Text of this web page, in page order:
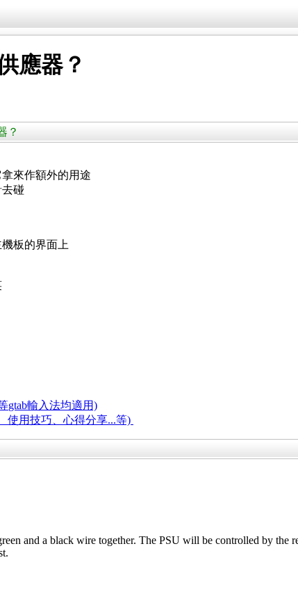
應器？
？
來作額外的用途
碰
板的界面上
gtab輸入法均適用)
使用技巧、心得分享...等)
and a black wire together. The PSU will be controlled by the